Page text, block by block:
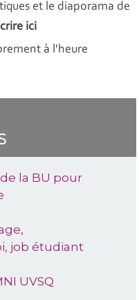
et le diaporama de
ici
à l'heure
la BU pour
job étudiant
UVSQ